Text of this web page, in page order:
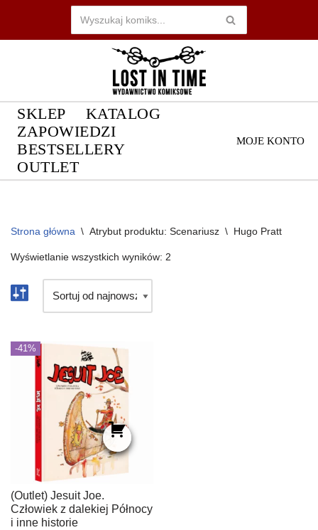
Przejdź
SKLEP
KATALOG
ZAPOWIEDZI
BESTSELLERY
OUTLET
MOJE KONTO
Strona główna \ Atrybut produktu: Scenariusz \ Hugo Pratt
Wyświetlanie wszystkich wyników: 2
-41%
(Outlet) Jesuit Joe.
Człowiek z dalekiej Północy
i inne historie